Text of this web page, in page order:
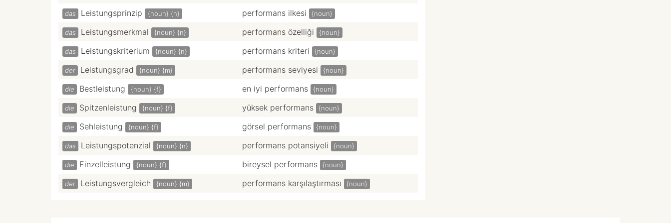
das Leistungsprinzip {noun} {n} performans ilkesi {noun}
das Leistungsmerkmal {noun} {n} performans özelliği {noun}
das Leistungskriterium {noun} {n} performans kriteri {noun}
der Leistungsgrad {noun} {m} performans seviyesi {noun}
die Bestleistung {noun} {f} en iyi performans {noun}
die Spitzenleistung {noun} {f} yüksek performans {noun}
die Sehleistung {noun} {f} görsel performans {noun}
das Leistungspotenzial {noun} {n} performans potansiyeli {noun}
die Einzelleistung {noun} {f} bireysel performans {noun}
der Leistungsvergleich {noun} {m} performans karşılaştırması {noun}